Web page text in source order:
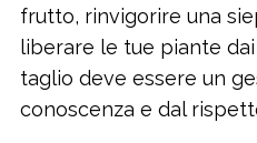
frutto, rinvigorire una
liberare le tue piante
taglio deve essere un
conoscenza e dal